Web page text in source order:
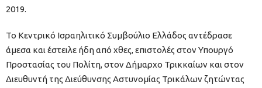
2019.
Το Κεντρικό Ισραηλιτικό Συμβούλιο Ελλάδος αντέδρασε
άμεσα και έστειλε ήδη από χθες, επιστολές στον Υπουργό
Προστασίας του Πολίτη, στον Δήμαρχο Τρικκαίων και στον
Διευθυντή της Διεύθυνσης Αστυνομίας Τρικάλων ζητώντας